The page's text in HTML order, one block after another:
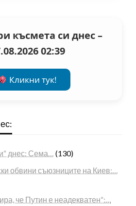
късмета си днес –
02:39
Кликни тук!
днес: Сема… (130)
обвини съюзниците на Киев:…
че Путин е неадекватен“:…